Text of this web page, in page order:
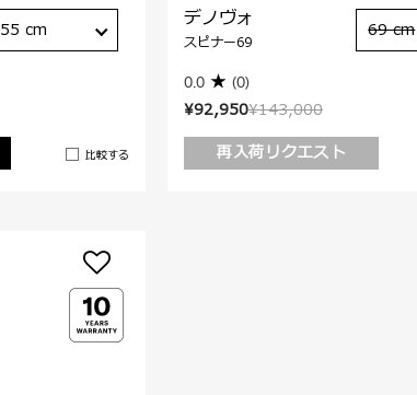
比較する
55 cm
¥143,000
¥92,950
再入荷リクエスト
デノヴォ
スピナー69
0.0 (0)
69 cm